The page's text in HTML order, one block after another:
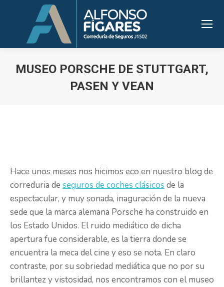
MUSEO PORSCHE DE STUTTGART,
PASEN Y VEAN
Hace unos meses nos hicimos eco en nuestro blog de
correduria de seguros de coches clásicos de la
espectacular, y muy sonada, inaguración de la nueva
sede que la marca alemana Porsche ha construido en
los Estado Unidos. El ruido mediático de dicha
apertura fue considerable, es la tierra donde se
encuentra la meca del cine y eso se nota. En claro
contraste, por su sobriedad mediática que no por su
brillantez y vistosidad, nos encontramos con el museo